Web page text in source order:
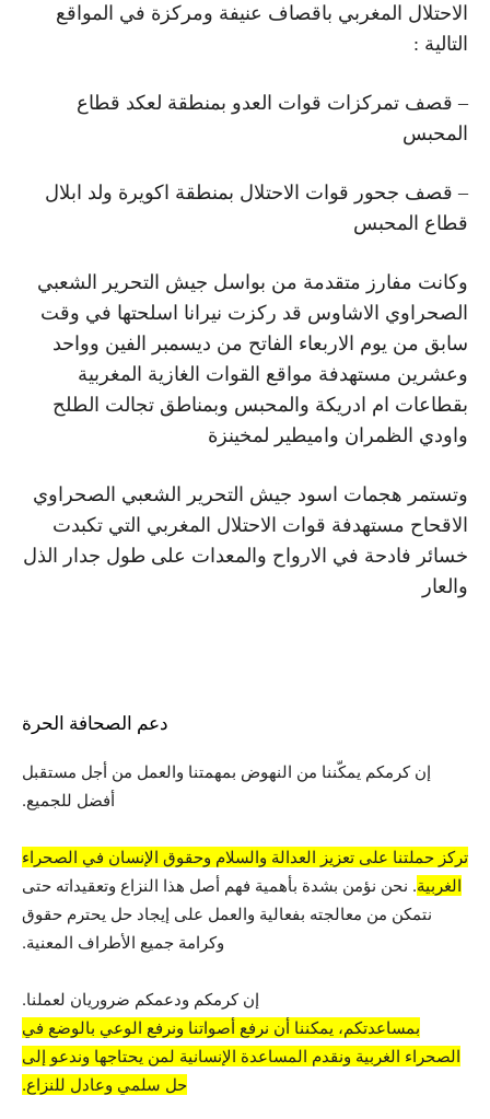
الاحتلال المغربي باقصاف عنيفة ومركزة في المواقع
التالية :
– قصف تمركزات قوات العدو بمنطقة لعكد قطاع
المحبس
– قصف جحور قوات الاحتلال بمنطقة اكويرة ولد ابلال
قطاع المحبس
وكانت مفارز متقدمة من بواسل جيش التحرير الشعبي
الصحراوي الاشاوس قد ركزت نيرانا اسلحتها في وقت
سابق من يوم الاربعاء الفاتح من ديسمبر الفين وواحد
وعشرين مستهدفة مواقع القوات الغازية المغربية
بقطاعات ام ادريكة والمحبس وبمناطق تجالت الطلح
واودي الظمران واميطير لمخينزة
وتستمر هجمات اسود جيش التحرير الشعبي الصحراوي
الاقحاح مستهدفة قوات الاحتلال المغربي التي تكبدت
خسائر فادحة في الارواح والمعدات على طول جدار الذل
والعار
دعم الصحافة الحرة
إن كرمكم يمكّننا من النهوض بمهمتنا والعمل من أجل مستقبل
أفضل للجميع.
تركز حملتنا على تعزيز العدالة والسلام وحقوق الإنسان في الصحراء
الغربية. نحن نؤمن بشدة بأهمية فهم أصل هذا النزاع وتعقيداته حتى
نتمكن من معالجته بفعالية والعمل على إيجاد حل يحترم حقوق
وكرامة جميع الأطراف المعنية.
إن كرمكم ودعمكم ضروريان لعملنا.
بمساعدتكم، يمكننا أن نرفع أصواتنا ونرفع الوعي بالوضع في
الصحراء الغربية ونقدم المساعدة الإنسانية لمن يحتاجها وندعو إلى
حل سلمي وعادل للنزاع.